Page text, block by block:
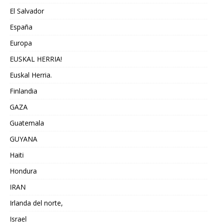
El Salvador
España
Europa
EUSKAL HERRIA!
Euskal Herria.
Finlandia
GAZA
Guatemala
GUYANA
Haiti
Hondura
IRAN
Irlanda del norte,
Israel